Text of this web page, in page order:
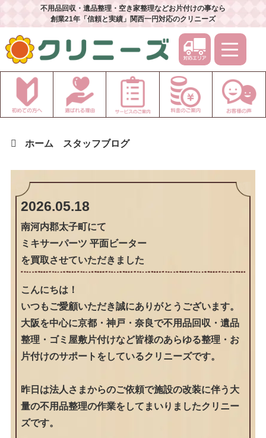
不用品回収・遺品整理・空き家整理などお片付けの事なら
創業21年「信頼と実績」関西一円対応のクリニーズ
ホーム スタッフブログ
2026.05.18
南河内郡太子町にて
ミキサーパーツ 平面ビーター
を買取させていただきました
こんにちは！
いつもご愛顧いただき誠にありがとうございます。
大阪を中心に京都・神戸・奈良で不用品回収・遺品
整理・ゴミ屋敷片付けなど皆様のあらゆる整理・お
片付けのサポートをしているクリニーズです。
昨日は法人さまからのご依頼で施設の改装に伴う大
量の不用品整理の作業をしてまいりましたクリニー
ズです。